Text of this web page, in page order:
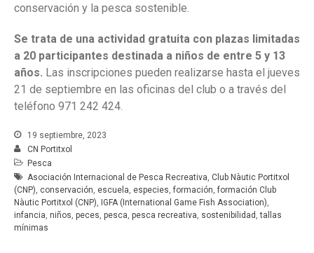
conservación y la pesca sostenible.
Se trata de una actividad gratuita con plazas limitadas
a 20 participantes destinada a niños de entre 5 y 13
años. Las inscripciones pueden realizarse hasta el jueves
21 de septiembre en las oficinas del club o a través del
teléfono 971 242 424.
19 septiembre, 2023
CN Portitxol
Pesca
Asociación Internacional de Pesca Recreativa, Club Nàutic Portitxol
(CNP), conservación, escuela, especies, formación, formación Club
Nàutic Portitxol (CNP), IGFA (International Game Fish Association),
infancia, niños, peces, pesca, pesca recreativa, sostenibilidad ,tallas
mínimas